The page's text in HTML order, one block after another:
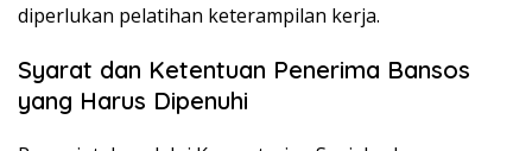
diperlukan pelatihan keterampilan kerja.
Syarat dan Ketentuan Penerima Bansos
yang Harus Dipenuhi